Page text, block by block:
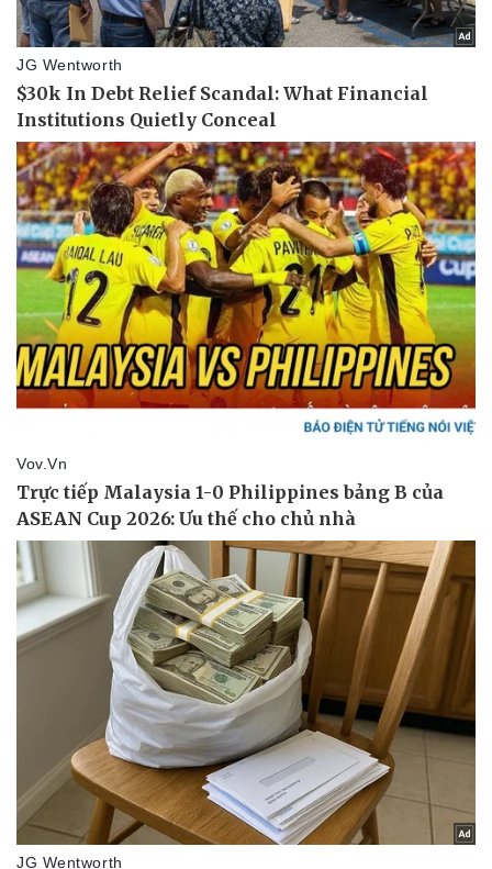
Doanh nghiệp
Thông tin doanh nghiệp
Doanh nghiệp 24h
Doanh nhân
Vì cộng đồng
Công nghệ
Sành điệu
Tin Công nghệ
Trải nghiệm
Chuyển đổi số
Sức khỏe
Dinh dưỡng - món ngon
Cây thuốc
Đời sống
Nhà đẹp